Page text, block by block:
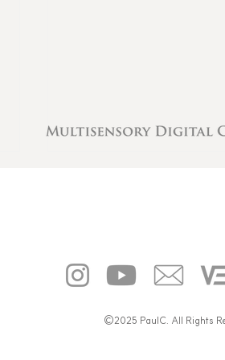
장 본질적인 결을 찾다”
©2025 PaulC. All Rights